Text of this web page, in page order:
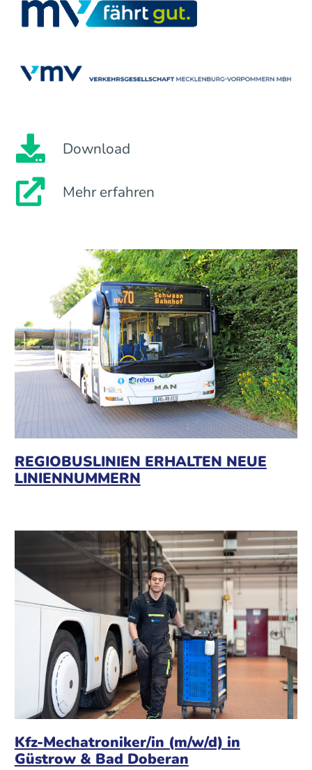
Download
Mehr erfahren
REGIOBUSLINIEN ERHALTEN NEUE
LINIENNUMMERN
Kfz-Mechatroniker/in (m/w/d) in
Güstrow & Bad Doberan